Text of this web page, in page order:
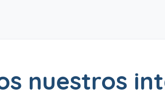
nuestros